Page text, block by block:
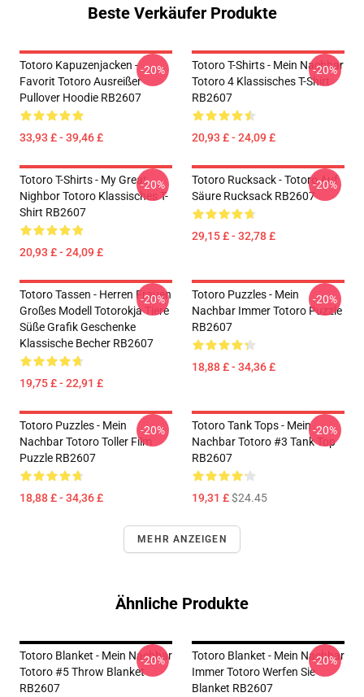
Beste Verkäufer Produkte
Totoro Kapuzenjacken -
Favorit Totoro Ausreißer
Pullover Hoodie RB2607
33,93 £ - 39,46 £
-20%
Totoro T-Shirts - Mein Nachbar
Totoro 4 Klassisches T-Shirt
RB2607
20,93 £ - 24,09 £
-20%
Totoro T-Shirts - My Great
Nighbor Totoro Klassisches T-
Shirt RB2607
20,93 £ - 24,09 £
-20%
Totoro Rucksack - Totoro Auf
Säure Rucksack RB2607
29,15 £ - 32,78 £
-20%
Totoro Tassen - Herren Frauen
Großes Modell Totorokja Tiere
Süße Grafik Geschenke
Klassische Becher RB2607
19,75 £ - 22,91 £
-20%
Totoro Puzzles - Mein
Nachbar Immer Totoro Puzzle
RB2607
18,88 £ - 34,36 £
-20%
Totoro Puzzles - Mein
Nachbar Totoro Toller Film
Puzzle RB2607
18,88 £ - 34,36 £
-20%
Totoro Tank Tops - Mein
Nachbar Totoro #3 Tank Top
RB2607
19,31 £$24.45
-20%
MEHR ANZEIGEN
Ähnliche Produkte
Totoro Blanket - Mein Nachbar
Totoro #5 Throw Blanket
RB2607
-20%
Totoro Blanket - Mein Nachbar
Immer Totoro Werfen Sie
Blanket RB2607
-20%